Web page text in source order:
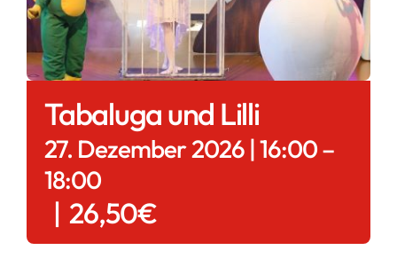
Tabaluga und Lilli
27. Dezember 2026 | 16:00–
18:00
| 26,50€